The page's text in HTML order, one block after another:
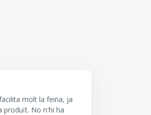
molt la feina, ja
produït. No n'hi ha